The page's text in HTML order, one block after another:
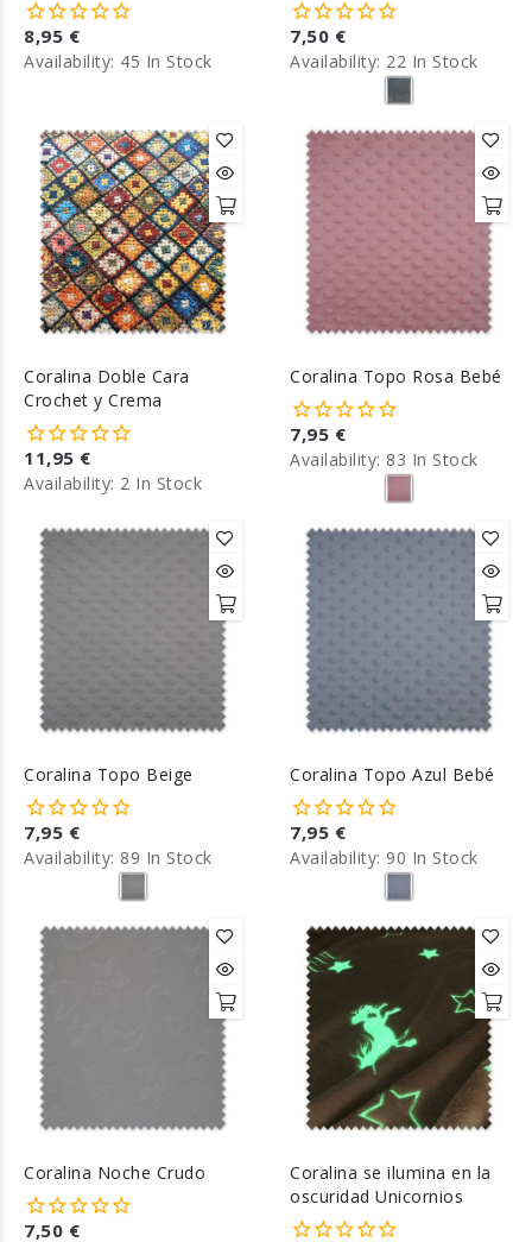
8,95 €
Availability: 45 In Stock
7,50 €
Availability: 22 In Stock
Coralina Doble Cara
Crochet y Crema
11,95 €
Availability: 2 In Stock
Coralina Topo Rosa Bebé
7,95 €
Availability: 83 In Stock
Coralina Topo Beige
7,95 €
Availability: 89 In Stock
Coralina Topo Azul Bebé
7,95 €
Availability: 90 In Stock
Coralina Noche Crudo
7,50 €
Coralina se ilumina en la
oscuridad Unicornios